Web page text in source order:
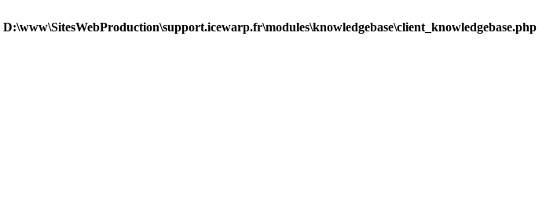
D:\www\SitesWebProduction\support.icewarp.fr\modules\knowledgebase\client_knowledgebase.php